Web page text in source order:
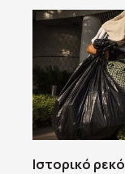
Ιστορικό